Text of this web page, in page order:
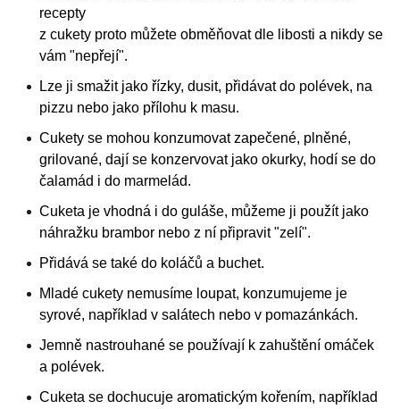
recepty
z cukety proto můžete obměňovat dle libosti a nikdy se
vám "nepřejí".
Lze ji smažit jako řízky, dusit, přidávat do polévek, na
pizzu nebo jako přílohu k masu.
Cukety se mohou konzumovat zapečené, plněné,
grilované, dají se konzervovat jako okurky, hodí se do
čalamád i do marmelád.
Cuketa je vhodná i do guláše, můžeme ji použít jako
náhražku brambor nebo z ní připravit "zelí".
Přidává se také do koláčů a buchet.
Mladé cukety nemusíme loupat, konzumujeme je
syrové, například v salátech nebo v pomazánkách.
Jemně nastrouhané se používají k zahuštění omáček
a polévek.
Cuketa se dochucuje aromatickým kořením, například